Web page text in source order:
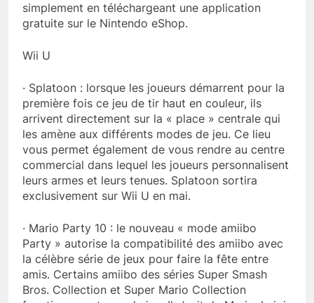
simplement en téléchargeant une application
gratuite sur le Nintendo eShop.
Wii U
· Splatoon : lorsque les joueurs démarrent pour la
première fois ce jeu de tir haut en couleur, ils
arrivent directement sur la « place » centrale qui
les amène aux différents modes de jeu. Ce lieu
vous permet également de vous rendre au centre
commercial dans lequel les joueurs personnalisent
leurs armes et leurs tenues. Splatoon sortira
exclusivement sur Wii U en mai.
· Mario Party 10 : le nouveau « mode amiibo
Party » autorise la compatibilité des amiibo avec
la célèbre série de jeux pour faire la fête entre
amis. Certains amiibo des séries Super Smash
Bros. Collection et Super Mario Collection